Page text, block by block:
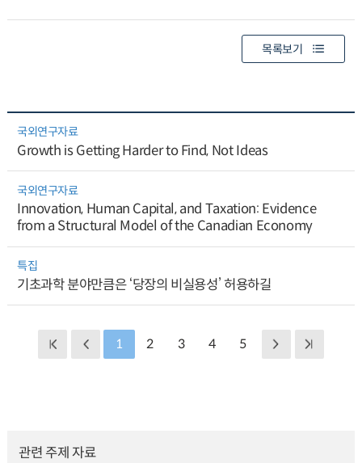
목록보기
국외연구자료
Growth is Getting Harder to Find, Not Ideas
국외연구자료
Innovation, Human Capital, and Taxation: Evidence
from a Structural Model of the Canadian Economy
특집
기초과학 분야만큼은 ‘당장의 비실용성’ 허용하길
1 2 3 4 5
관련 주제 자료